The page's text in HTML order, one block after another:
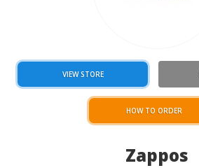
VIEW STORE
HOW TO ORDER
Zappos